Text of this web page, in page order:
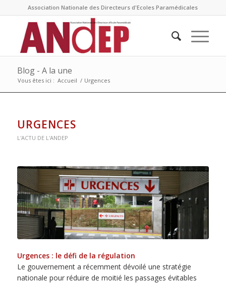
Association Nationale des Directeurs d'Ecoles Paramédicales
Blog - A la une
Vous êtes ici : Accueil / Urgences
URGENCES
L'ACTU DE L'ANDEP
Urgences : le défi de la régulation
Le gouvernement a récemment dévoilé une stratégie
nationale pour réduire de moitié les passages évitables